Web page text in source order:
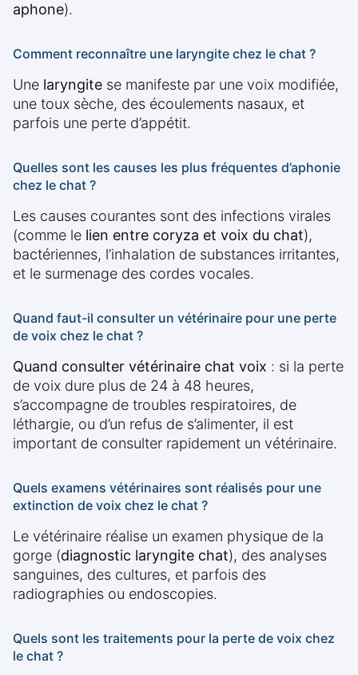
aphone).
Comment reconnaître une laryngite chez le chat ?
Une laryngite se manifeste par une voix modifiée,
une toux sèche, des écoulements nasaux, et
parfois une perte d’appétit.
Quelles sont les causes les plus fréquentes d’aphonie
chez le chat ?
Les causes courantes sont des infections virales
(comme le lien entre coryza et voix du chat),
bactériennes, l’inhalation de substances irritantes,
et le surmenage des cordes vocales.
Quand faut-il consulter un vétérinaire pour une perte
de voix chez le chat ?
Quand consulter vétérinaire chat voix : si la perte
de voix dure plus de 24 à 48 heures,
s’accompagne de troubles respiratoires, de
léthargie, ou d’un refus de s’alimenter, il est
important de consulter rapidement un vétérinaire.
Quels examens vétérinaires sont réalisés pour une
extinction de voix chez le chat ?
Le vétérinaire réalise un examen physique de la
gorge (diagnostic laryngite chat), des analyses
sanguines, des cultures, et parfois des
radiographies ou endoscopies.
Quels sont les traitements pour la perte de voix chez
le chat ?